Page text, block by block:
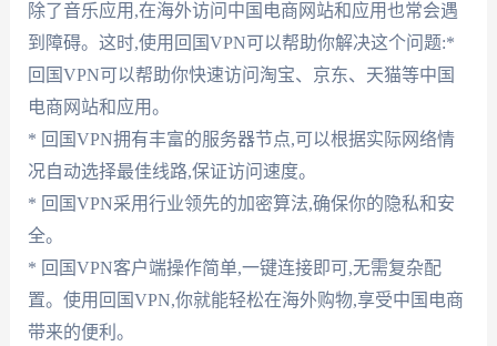
除了音乐应用,在海外访问中国电商网站和应用也常会遇
到障碍。这时,使用回国VPN可以帮助你解决这个问题:*
回国VPN可以帮助你快速访问淘宝、京东、天猫等中国
电商网站和应用。
* 回国VPN拥有丰富的服务器节点,可以根据实际网络情
况自动选择最佳线路,保证访问速度。
* 回国VPN采用行业领先的加密算法,确保你的隐私和安
全。
* 回国VPN客户端操作简单,一键连接即可,无需复杂配
置。使用回国VPN,你就能轻松在海外购物,享受中国电商
带来的便利。